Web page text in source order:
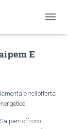
O
N
V
E
nell’offerta
offrono